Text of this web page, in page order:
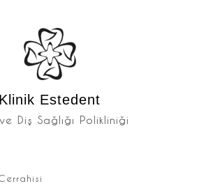
Klinik Estedent
Diş Sağlığı Polikliniği